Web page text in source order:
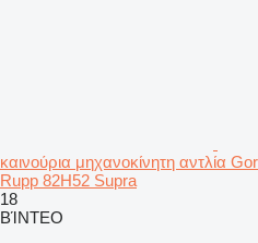
καινούρια μηχανοκίνητη αντλία
Rupp 82H52 Supra
18
ΒΊΝΤΕΟ